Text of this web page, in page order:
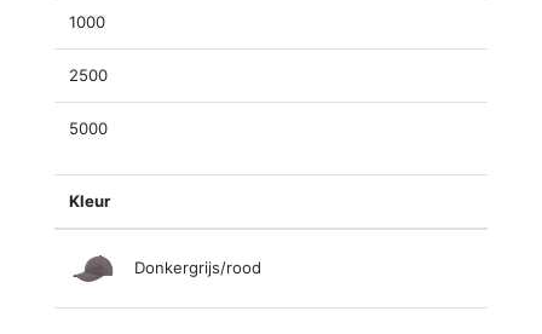
1000
2500
5000
Kleur
Donkergrijs/rood